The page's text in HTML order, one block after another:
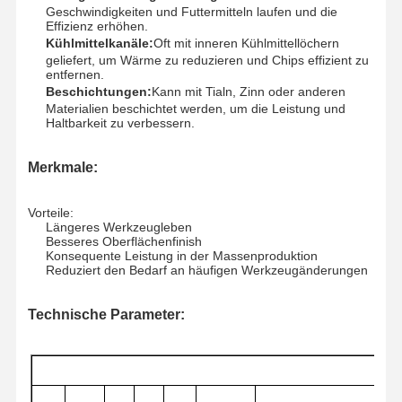
Geschwindigkeiten und Futtermitteln laufen und die
Effizienz erhöhen.
Kühlmittelkanäle:Oft mit inneren Kühlmittellöchern
geliefert, um Wärme zu reduzieren und Chips effizient zu
entfernen.
Beschichtungen:Kann mit Tialn, Zinn oder anderen
Materialien beschichtet werden, um die Leistung und
Haltbarkeit zu verbessern.
Merkmale:
Vorteile:
Längeres Werkzeugleben
Besseres Oberflächenfinish
Konsequente Leistung in der Massenproduktion
Reduziert den Bedarf an häufigen Werkzeugänderungen
Technische Parameter: